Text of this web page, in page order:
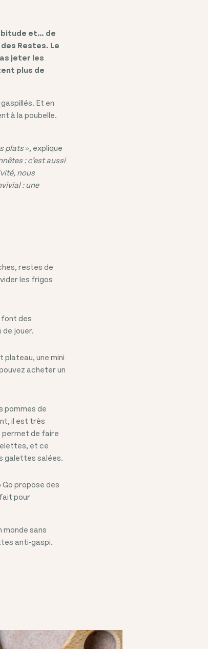
et… de
Restes. Le
jeter les
plus de
Et en
à la poubelle.
plats», explique
: c’est aussi
nous
: une
restes de
les frigos
font des
jouer.
plateau, une mini
acheter un
pommes de
il est très
permet de faire
et ce
galettes salées.
Go propose des
pour
monde sans
anti-gaspi.